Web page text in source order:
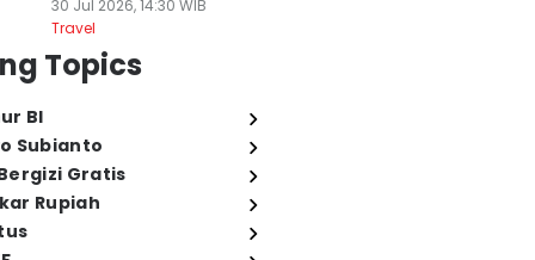
Preloved di
Supaya
Sama Enak
30 Jul 2026, 14:30 WIB
Travel
Topics
BI
Subianto
Gratis
Rupiah